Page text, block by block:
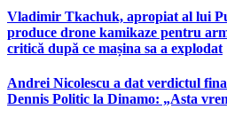
Vladimir Tkachuk, apropiat al lui
produce drone kamikaze pentru
critică după ce mașina sa a explodat
Andrei Nicolescu a dat verdictul
Dennis Politic la Dinamo: „Asta